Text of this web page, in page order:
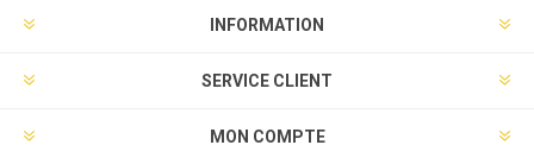
INFORMATION
SERVICE CLIENT
MON COMPTE